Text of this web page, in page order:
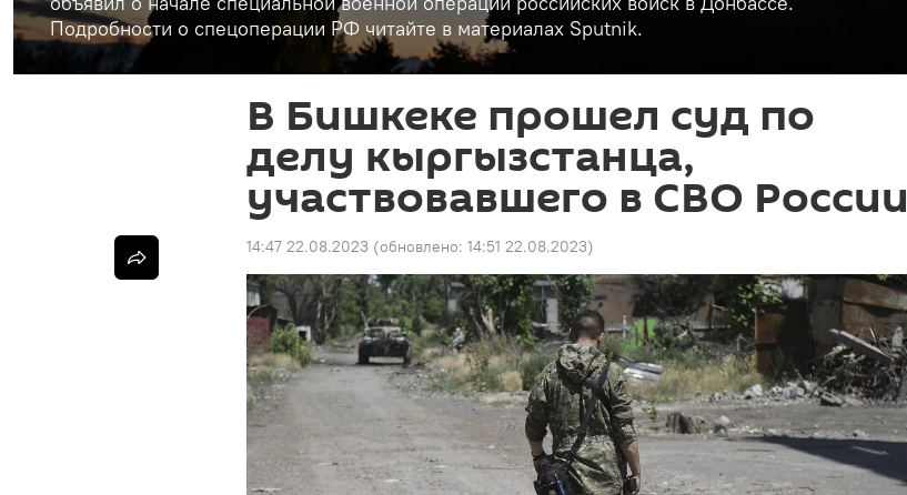
Подробности о спецоперации РФ читайте в материалах Sputnik.
В Бишкеке прошел суд по
делу кыргызстанца,
участвовавшего в СВО России
14:47 22.08.2023 (обновлено: 14:51 22.08.2023)